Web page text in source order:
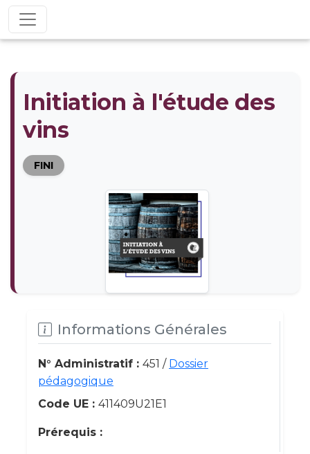
Initiation à l'étude des
vins
FINI
Informations Générales
N° Administratif : 451 / Dossier
pédagogique
Code UE : 411409U21E1
Prérequis :